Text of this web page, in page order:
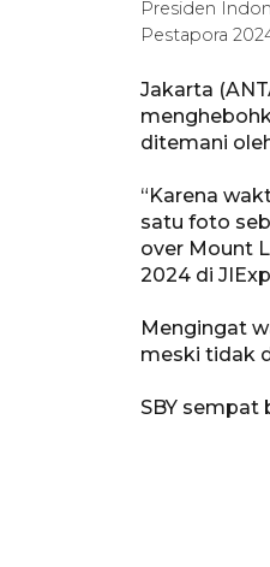
Presiden
Pestapora
Jakarta
ditemani
“Karena
satu foto
over Mount
2024 di
Mengingat
meski tidak
SBY sempat